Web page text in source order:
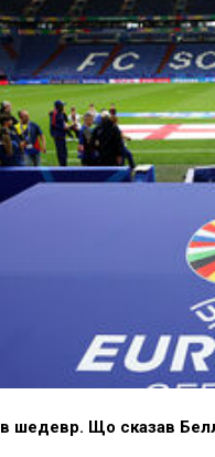
шедевр. Що сказав